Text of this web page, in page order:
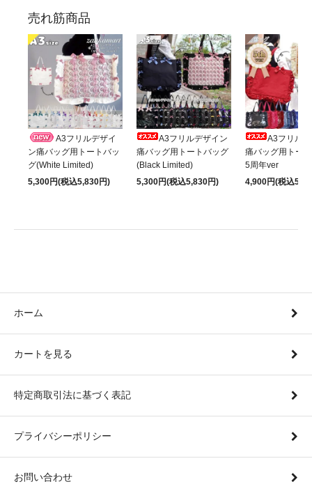
売れ筋商品
A3フリルデザイ
ン痛バッグ用トートバッ
グ(White Limited)
5,300円(税込5,830円)
A3フリルデザイン
痛バッグ用トートバッグ
(Black Limited)
5,300円(税込5,830円)
A3フリル
痛バッグ用トー
5周年ver
4,900円(税込
ホーム
カートを見る
特定商取引法に基づく表記
プライバシーポリシー
お問い合わせ